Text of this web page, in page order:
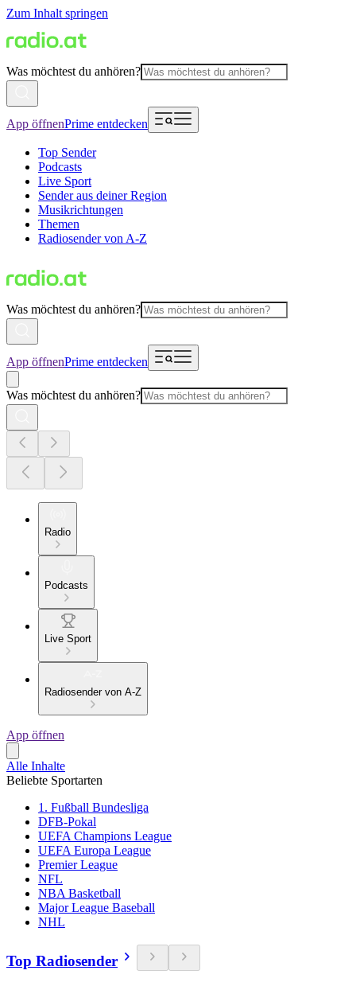
Zum Inhalt springen
Was möchtest du anhören?
App öffnenPrime entdecken
Top Sender
Podcasts
Live Sport
Sender aus deiner Region
Musikrichtungen
Themen
Radiosender von A-Z
Was möchtest du anhören?
App öffnenPrime entdecken
Was möchtest du anhören?
Radio
Podcasts
Live Sport
Radiosender von A-Z
App öffnen
Alle Inhalte
Beliebte Sportarten
1. Fußball Bundesliga
DFB-Pokal
UEFA Champions League
UEFA Europa League
Premier League
NFL
NBA Basketball
Major League Baseball
NHL
Top Radiosender